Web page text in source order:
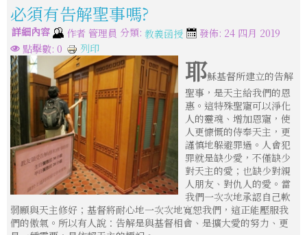
必須有告解聖事嗎?
詳細內容 作者 管理員 分類: 教義函授
發佈: 24 四月 2019
點擊數: 0
列印
耶穌基督所建立的告解
聖事，是天主給我們的恩
惠。這特殊聖寵可以淨化
人的靈魂、增加恩寵，使
人更慷慨的侍奉天主，更
謹慎地躲避罪過。人會犯
罪就是缺少愛，不僅缺少
對天主的愛；也缺少對親
人朋友、對仇人的愛。當
我們一次次地承認自己軟
弱願與天主修好；基督將耐心地一次次地寬恕我們，這正能壓服我
們的傲氣。所以有人說：告解是與基督相會、是擴大愛的努力、更